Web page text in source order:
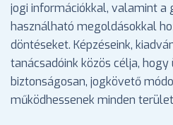
jogi információkkal, valamint a
használható megoldásokkal
döntéseket. Képzéseink,
tanácsadóink közös célja,
biztonságosan, jogkövető
működhessenek minden